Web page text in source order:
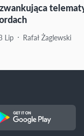
Lip Rafał Żaglewski